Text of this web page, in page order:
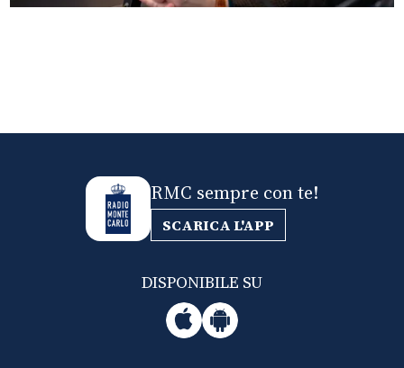
RMC sempre con te!
SCARICA L'APP
DISPONIBILE SU